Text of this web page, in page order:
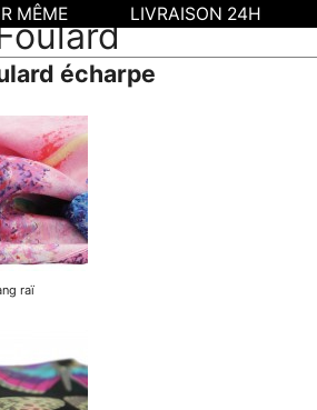
écharpe
MÊME LIVRAISON 24H